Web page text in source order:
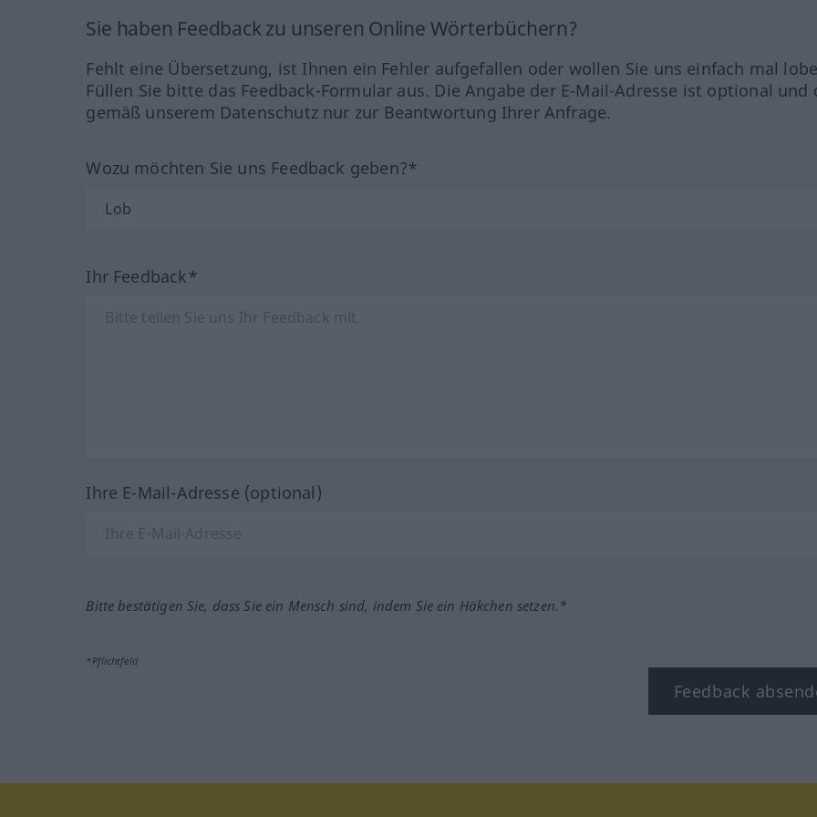
Sie haben Feedback zu unseren Online Wörterbüchern?
Fehlt eine Übersetzung, ist Ihnen ein Fehler aufgefallen oder wollen Sie uns einfach mal
Füllen Sie bitte das Feedback-Formular aus. Die Angabe der E-Mail-Adresse ist optional und
gemäß unserem Datenschutz nur zur Beantwortung Ihrer Anfrage.
Wozu möchten Sie uns Feedback geben?*
Ihr Feedback*
Ihre E-Mail-Adresse (optional)
Bitte bestätigen Sie, dass Sie ein Mensch sind, indem Sie ein Häkchen setzen.*
*Pflichtfeld
Feedback